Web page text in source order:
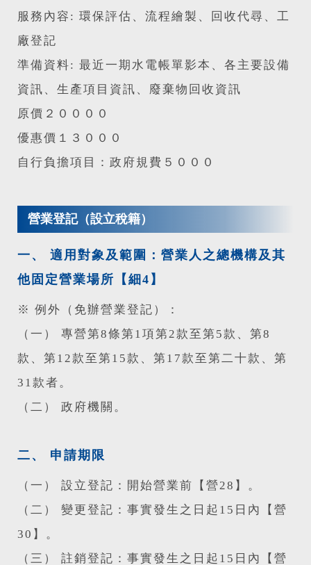
服務內容: 環保評估、流程繪製、回收代尋、工
廠登記
準備資料: 最近一期水電帳單影本、各主要設備
資訊、生產項目資訊、廢棄物回收資訊
原價２００００
優惠價１３０００
自行負擔項目：政府規費５０００
營業登記（設立稅籍）
一、 適用對象及範圍：營業人之總機構及其
他固定營業場所【細4】
※ 例外（免辦營業登記）：
（一） 專營第8條第1項第2款至第5款、第8
款、第12款至第15款、第17款至第二十款、第
31款者。
（二） 政府機關。
二、 申請期限
（一） 設立登記：開始營業前【營28】。
（二） 變更登記：事實發生之日起15日內【營
30】。
（三） 註銷登記：事實發生之日起15日內【營